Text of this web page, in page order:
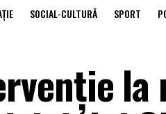
SOCIAL-CULTURĂ SPORT
la